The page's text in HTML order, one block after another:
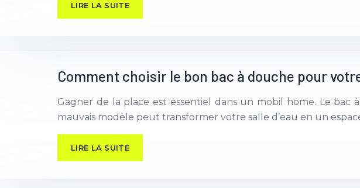
LIRE LA SUITE
Comment choisir le bon bac à douche pour
Gagner de la place est essentiel dans un mobil home. Le
mauvais modèle peut transformer votre salle d’eau en un
LIRE LA SUITE